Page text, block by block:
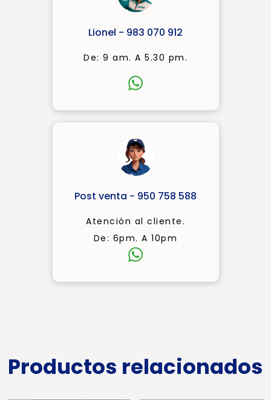
Lionel - 983 070 912
De: 9 am. A 5.30 pm.
Post venta - 950 758 588
Atención al cliente.
De: 6pm. A 10pm
Productos relacionados